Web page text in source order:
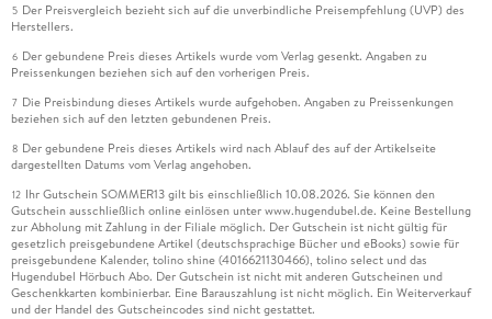
5 Der Preisvergleich bezieht sich auf die unverbindliche Preisempfehlung (UVP) des
Herstellers.
6 Der gebundene Preis dieses Artikels wurde vom Verlag gesenkt. Angaben zu
Preissenkungen beziehen sich auf den vorherigen Preis.
7 Die Preisbindung dieses Artikels wurde aufgehoben. Angaben zu Preissenkungen
beziehen sich auf den letzten gebundenen Preis.
8 Der gebundene Preis dieses Artikels wird nach Ablauf des auf der Artikelseite
dargestellten Datums vom Verlag angehoben.
12 Ihr Gutschein SOMMER13 gilt bis einschließlich 10.08.2026. Sie können den
Gutschein ausschließlich online einlösen unter www.hugendubel.de. Keine Bestellung
zur Abholung mit Zahlung in der Filiale möglich. Der Gutschein ist nicht gültig für
gesetzlich preisgebundene Artikel (deutschsprachige Bücher und eBooks) sowie für
preisgebundene Kalender, tolino shine (4016621130466), tolino select und das
Hugendubel Hörbuch Abo. Der Gutschein ist nicht mit anderen Gutscheinen und
Geschenkkarten kombinierbar. Eine Barauszahlung ist nicht möglich. Ein Weiterverkauf
und der Handel des Gutscheincodes sind nicht gestattet.